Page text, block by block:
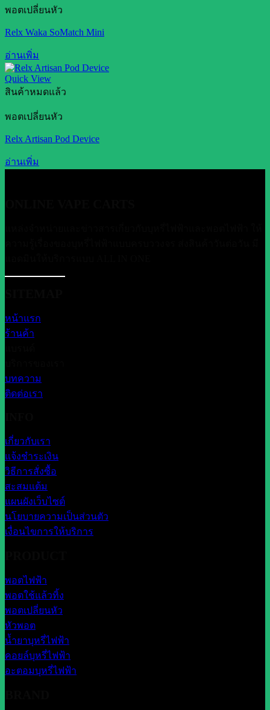
พอตเปลี่ยนหัว
Relx Waka SoMatch Mini
อ่านเพิ่ม
Quick View
สินค้าหมดแล้ว
พอตเปลี่ยนหัว
Relx Artisan Pod Device
อ่านเพิ่ม
หน้าแรก
ร้านค้า
บทความ
ติดต่อเรา
เกี่ยวกับเรา
แจ้งชำระเงิน
วิธีการสั่งซื้อ
สะสมแต้ม
แผนผังเว็บไซต์
นโยบายความเป็นส่วนตัว
เงื่อนไขการให้บริการ
พอตไฟฟ้า
พอตใช้แล้วทิ้ง
พอตเปลี่ยนหัว
หัวพอต
น้ำยาบุหรี่ไฟฟ้า
คอยล์บุหรี่ไฟฟ้า
อะตอมบุหรี่ไฟฟ้า